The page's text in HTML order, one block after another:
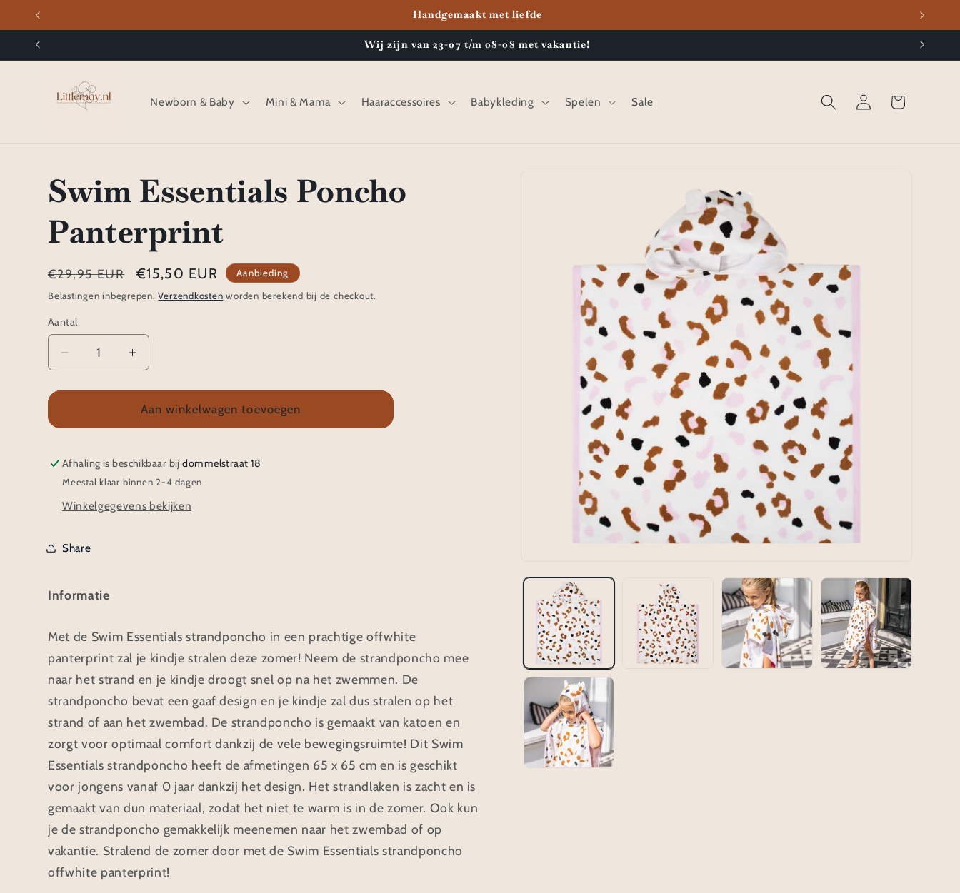
naar de
content
Handgemaakt met liefde
Wij zijn van 23-07 t/m 08-08 met vakantie!
Newborn & Baby Mini & Mama Haaraccessoires Babykleding Spelen Sale InloggenWinkelwagen
Swim Essentials Poncho
Panterprint
Normale
prijs
€29,95 EUR Aanbiedingsprijs
€15,50 EUR Aanbieding
Belastingen inbegrepen.Verzendkosten worden berekend bij de checkout.
Aantal
Aantal
verlagen
voor
Essentials
Panterprint
Aantal
verhogen
voor
Swim
Essentials
Panterprint
Aan winkelwagen toevoegen
Afhaling is beschikbaar bijdommelstraat 18
Meestal klaar binnen 2-4 dagen
Winkelgegevens bekijken
Share
Informatie
Met de Swim Essentials strandponcho in een prachtige offwhite
panterprint zal je kindje stralen deze zomer! Neem de strandponcho mee
naar het strand en je kindje droogt snel op na het zwemmen. De
strandponcho bevat een gaaf design en je kindje zal dus stralen op het
strand of aan het zwembad. De strandponcho is gemaakt van katoen en
zorgt voor optimaal comfort dankzij de vele bewegingsruimte! Dit Swim
Essentials strandponcho heeft de afmetingen 65 x 65 cm en is geschikt
voor jongens vanaf 0 jaar dankzij het design. Het strandlaken is zacht en is
gemaakt van dun materiaal, zodat het niet te warm is in de zomer. Ook kun
je de strandponcho gemakkelijk meenemen naar het zwembad of op
vakantie. Stralend de zomer door met de Swim Essentials strandponcho
offwhite panterprint!